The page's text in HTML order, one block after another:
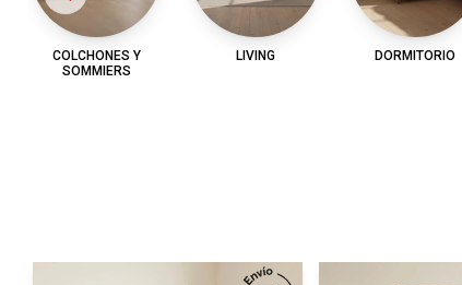
COLCHONES Y
SOMMIERS
LIVING DORMITORIO